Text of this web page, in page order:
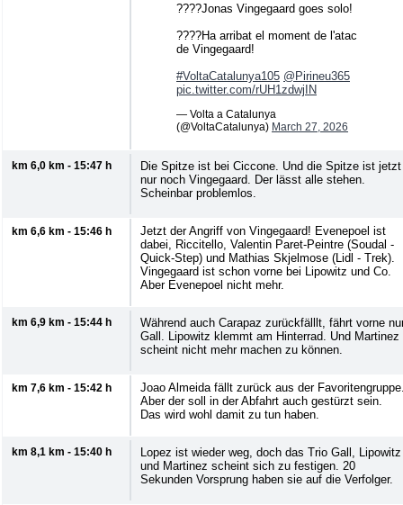
????Jonas Vingegaard goes solo!
????Ha arribat el moment de l'atac
de Vingegaard!
#VoltaCatalunya105 @Pirineu365
pic.twitter.com/rUH1zdwjIN
— Volta a Catalunya
(@VoltaCatalunya) March 27, 2026
km 6,0 km - 15:47 h
Die Spitze ist bei Ciccone. Und die Spitze ist jetzt
nur noch Vingegaard. Der lässt alle stehen.
Scheinbar problemlos.
km 6,6 km - 15:46 h
Jetzt der Angriff von Vingegaard! Evenepoel ist
dabei, Riccitello, Valentin Paret-Peintre (Soudal -
Quick-Step) und Mathias Skjelmose (Lidl - Trek).
Vingegaard ist schon vorne bei Lipowitz und Co.
Aber Evenepoel nicht mehr.
km 6,9 km - 15:44 h
Während auch Carapaz zurückfälllt, fährt vorne
Gall. Lipowitz klemmt am Hinterrad. Und Martinez
scheint nicht mehr machen zu können.
km 7,6 km - 15:42 h
Joao Almeida fällt zurück aus der
Aber der soll in der Abfahrt auch gestürzt sein.
Das wird wohl damit zu tun haben.
km 8,1 km - 15:40 h
Lopez ist wieder weg, doch das Trio Gall, Lipowitz
und Martinez scheint sich zu festigen. 20
Sekunden Vorsprung haben sie auf die Verfolger.